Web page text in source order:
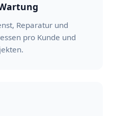
Reparatur und
pro Kunde und